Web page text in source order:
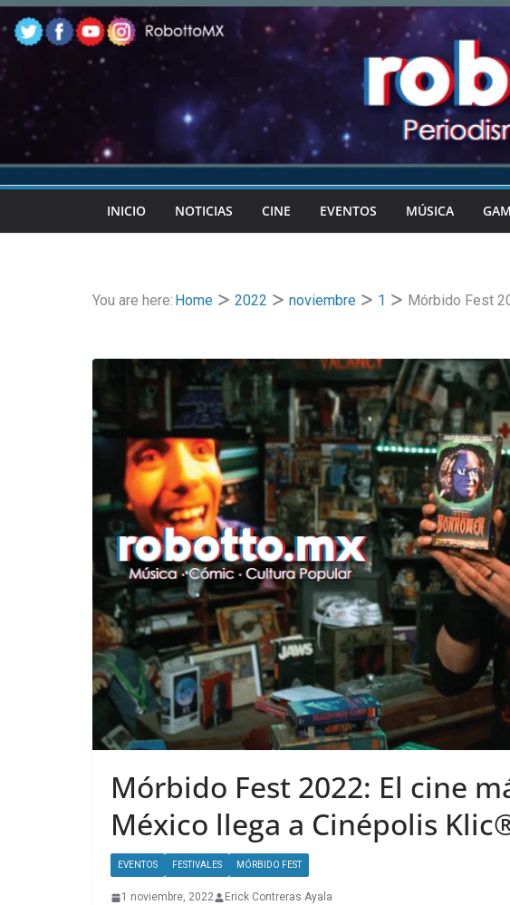
Skip
to
content
INICIO NOTICIAS CINE EVENTOS MÚSICA
You are here: Home 2022 noviembre 1 Mórbido Fest
Mórbido Fest 2022: El cine
México llega a Cinépolis
EVENTOS FESTIVALES MÓRBIDO FEST
1 noviembre, 2022 Erick Contreras Ayala